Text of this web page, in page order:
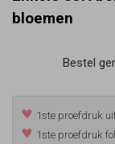
bloemen
Bestel
1ste proefdruk
1ste proefdruk